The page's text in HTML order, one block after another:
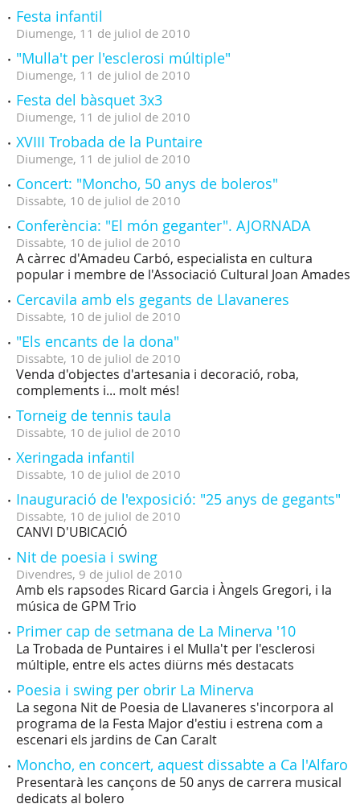
Festa infantil
Diumenge, 11 de juliol de 2010
"Mulla't per l'esclerosi múltiple"
Diumenge, 11 de juliol de 2010
Festa del bàsquet 3x3
Diumenge, 11 de juliol de 2010
XVIII Trobada de la Puntaire
Diumenge, 11 de juliol de 2010
Concert: "Moncho, 50 anys de boleros"
Dissabte, 10 de juliol de 2010
Conferència: "El món geganter". AJORNADA
Dissabte, 10 de juliol de 2010
A càrrec d'Amadeu Carbó, especialista en cultura
popular i membre de l'Associació Cultural Joan Amades
Cercavila amb els gegants de Llavaneres
Dissabte, 10 de juliol de 2010
"Els encants de la dona"
Dissabte, 10 de juliol de 2010
Venda d'objectes d'artesania i decoració, roba,
complements i... molt més!
Torneig de tennis taula
Dissabte, 10 de juliol de 2010
Xeringada infantil
Dissabte, 10 de juliol de 2010
Inauguració de l'exposició: "25 anys de gegants"
Dissabte, 10 de juliol de 2010
CANVI D'UBICACIÓ
Nit de poesia i swing
Divendres, 9 de juliol de 2010
Amb els rapsodes Ricard Garcia i Àngels Gregori, i la
música de GPM Trio
Primer cap de setmana de La Minerva '10
La Trobada de Puntaires i el Mulla't per l'esclerosi
múltiple, entre els actes diürns més destacats
Poesia i swing per obrir La Minerva
La segona Nit de Poesia de Llavaneres s'incorpora al
programa de la Festa Major d'estiu i estrena com a
escenari els jardins de Can Caralt
Moncho, en concert, aquest dissabte a Ca l'Alfaro
Presentarà les cançons de 50 anys de carrera musical
dedicats al bolero